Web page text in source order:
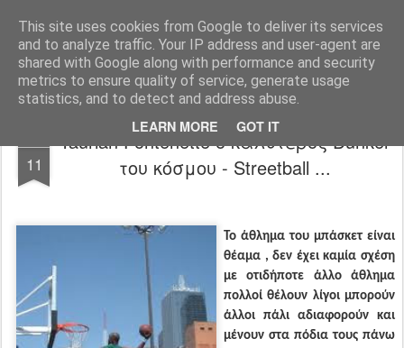
This site uses cookies from Google to deliver its services
and to analyze traffic. Your IP address and user-agent are
shared with Google along with performance and security
metrics to ensure quality of service, generate usage
statistics, and to detect and address abuse.
LEARN MORE GOT IT
All About Basketball Coaching Πάθος ,ομαδικότητα , μαχητικότητα , αντίληψη... με μια λέξη MΠΑΣΚΕΤ... .!!! Αγάπη μεγάλη που κρύβει πολλά μυστικά ...
11
Taurian Fontenette ο καλύτερος Dunker
του κόσμου - Streetball ...
Το άθλημα του μπάσκετ είναι
θέαμα , δεν έχει καμία σχέση
με οτιδήποτε άλλο άθλημα
πολλοί θέλουν λίγοι μπορούν
άλλοι πάλι αδιαφορούν και
μένουν στα πόδια τους πάνω